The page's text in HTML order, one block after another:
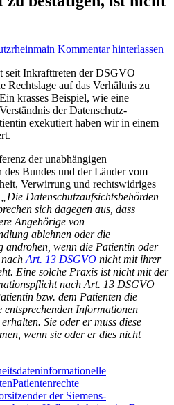
Kommentar hinterlassen
Inkrafttreten der DSGVO
Rechtslage auf das Verhältnis zu
krasses Beispiel, wie eine
der Datenschutz-
exekutiert haben wir in einem
der unabhängigen
des Bundes und der Länder vom
Verwirrung und rechtswidriges
„Die Datenschutzaufsichtsbehörden
sich dagegen aus, dass
Angehörige von
ablehnen oder die
androhen, wenn die Patientin oder
Art. 13 DSGVO nicht mit ihrer
Eine solche Praxis ist nicht mit der
nach Art. 13 DSGVO
bzw. dem Patienten die
entsprechenden Informationen
Sie oder er muss diese
wenn sie oder er dies nicht
informationelle
Patientenrechte
der Siemens-